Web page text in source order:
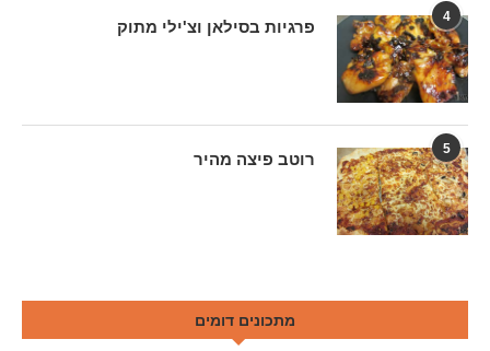
4
פרגיות בסילאן וצ'ילי מתוק
5
רוטב פיצה מהיר
מתכונים דומים